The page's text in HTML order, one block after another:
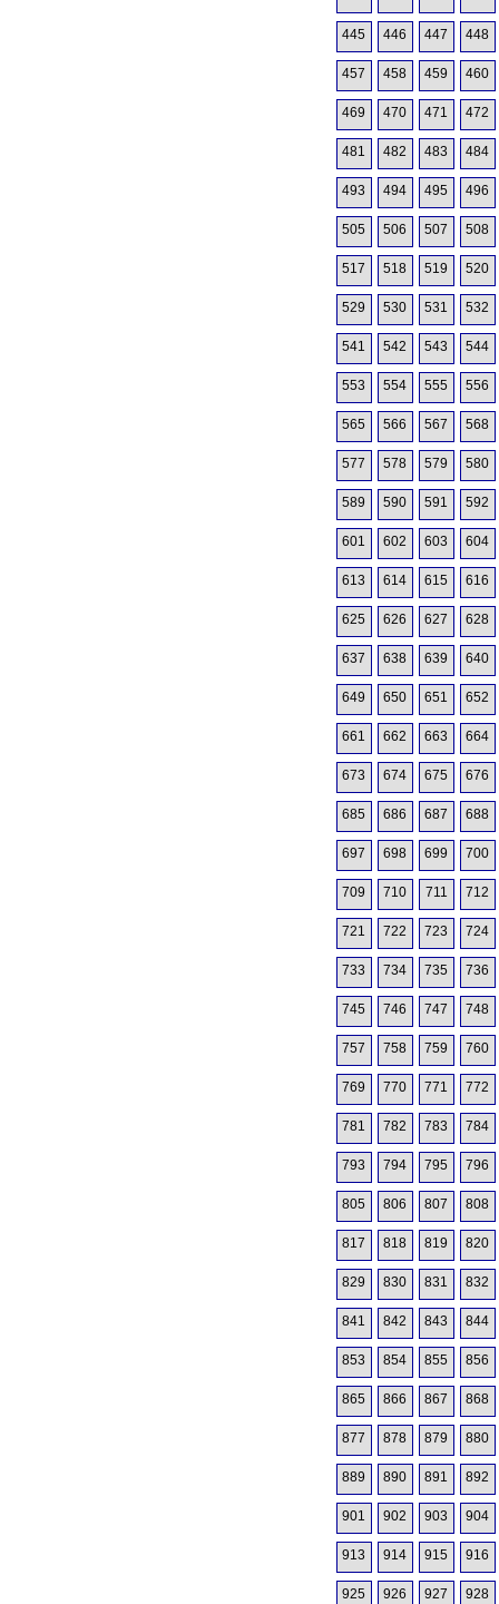
445 446 447 448
457 458 459 460
469 470 471 472
481 482 483 484
493 494 495 496
505 506 507 508
517 518 519 520
529 530 531 532
541 542 543 544
553 554 555 556
565 566 567 568
577 578 579 580
589 590 591 592
601 602 603 604
613 614 615 616
625 626 627 628
637 638 639 640
649 650 651 652
661 662 663 664
673 674 675 676
685 686 687 688
697 698 699 700
709 710 711 712
721 722 723 724
733 734 735 736
745 746 747 748
757 758 759 760
769 770 771 772
781 782 783 784
793 794 795 796
805 806 807 808
817 818 819 820
829 830 831 832
841 842 843 844
853 854 855 856
865 866 867 868
877 878 879 880
889 890 891 892
901 902 903 904
913 914 915 916
925 926 927 928